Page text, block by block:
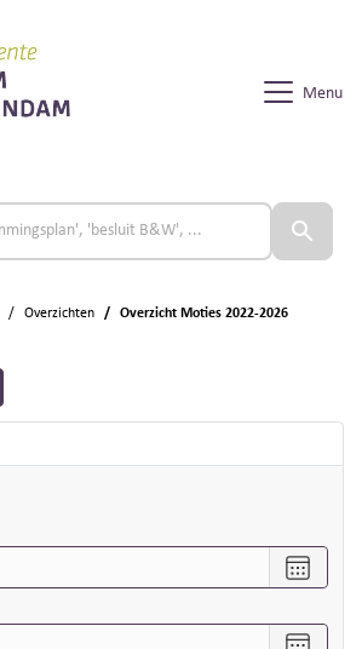
Menu
Overzichten Overzicht Moties 2022-2026
een
vanaf